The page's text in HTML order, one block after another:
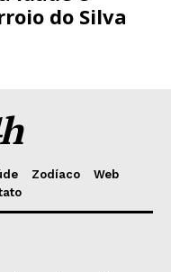
do Silva
Zodíaco
Web